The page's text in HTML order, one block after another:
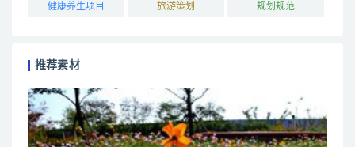
健康养生项目 旅游策划 规划规范
推荐素材